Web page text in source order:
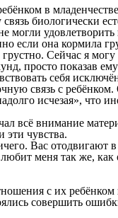
в
биологически
могли
если она кормила
Сейчас я могу
просто показав
себя
связь с
исчезая», что
всё внимание
эти чувства.
Вас отодвигают
меня так же,
с их ребёнком
совершить